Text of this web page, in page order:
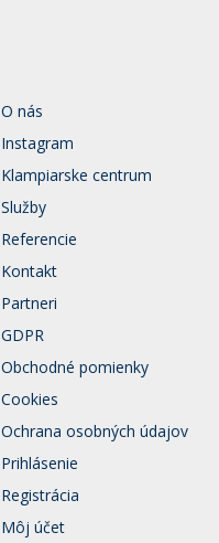
O nás
Instagram
Klampiarske centrum
Služby
Referencie
Kontakt
Partneri
GDPR
Obchodné pomienky
Cookies
Ochrana osobných údajov
Prihlásenie
Registrácia
Môj účet